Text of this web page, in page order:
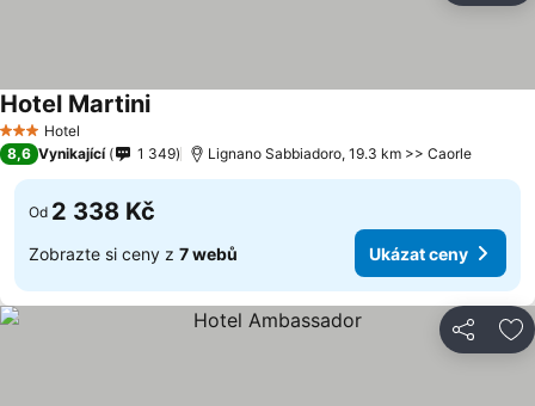
3 Počet hvězdiček
Hotel
Hotel Martini
8,6 Vynikající 1 349 Lignano Sabbiadoro, 19.3 km >> Caorle
Od 2 338 Kč
Zobrazte si ceny z 7 webů Ukázat ceny
Sdílet